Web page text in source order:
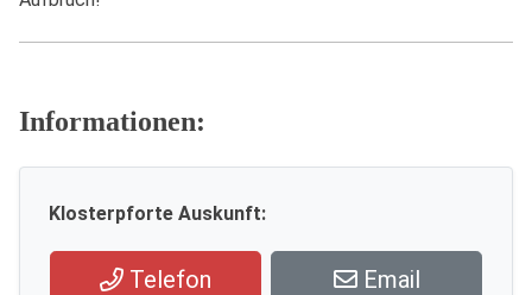
Informationen:
Klosterpforte Auskunft:
Telefon Email